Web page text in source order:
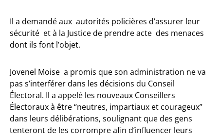
Il a demandé aux autorités policières d’assurer leur
sécurité et à la Justice de prendre acte des menaces
dont ils font l’objet.
Jovenel Moise a promis que son administration ne va
pas s’interférer dans les décisions du Conseil
Électoral. Il a appelé les nouveaux Conseillers
Électoraux à être ‘’neutres, impartiaux et courageux’’
dans leurs délibérations, soulignant que des gens
tenteront de les corrompre afin d’influencer leurs